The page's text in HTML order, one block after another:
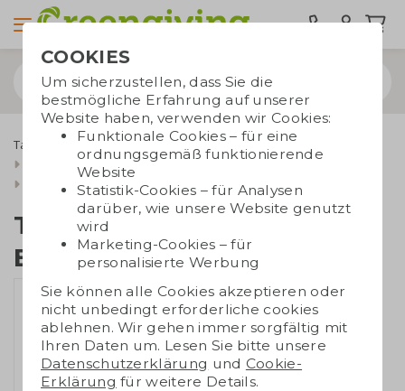
Taschen bedrucken Tragetaschen
Baumwolltaschen
Taschen aus recycelter Baumwolle
Tasche aus recycelter Baumwolle
Tasche aus recycelter
Baumwolle
COOKIES
Um sicherzustellen, dass Sie die
bestmögliche Erfahrung auf unserer
Website haben, verwenden wir Cookies:
Funktionale Cookies – für eine
ordnungsgemäß funktionierende
Website
Statistik-Cookies – für Analysen
darüber, wie unsere Website genutzt
wird
Marketing-Cookies – für
personalisierte Werbung
Sie können alle Cookies akzeptieren oder
nicht unbedingt erforderliche cookies
ablehnen. Wir gehen immer sorgfältig mit
Ihren Daten um. Lesen Sie bitte unsere
Datenschutzerklärung und Cookie-
Erklärung für weitere Details.